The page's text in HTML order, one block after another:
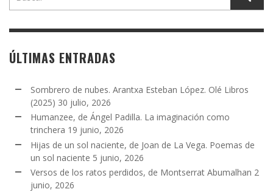
ÚLTIMAS ENTRADAS
Sombrero de nubes. Arantxa Esteban López. Olé Libros
(2025) 30 julio, 2026
Humanzee, de Ángel Padilla. La imaginación como
trinchera 19 junio, 2026
Hijas de un sol naciente, de Joan de La Vega. Poemas de
un sol naciente 5 junio, 2026
Versos de los ratos perdidos, de Montserrat Abumalhan 2
junio, 2026